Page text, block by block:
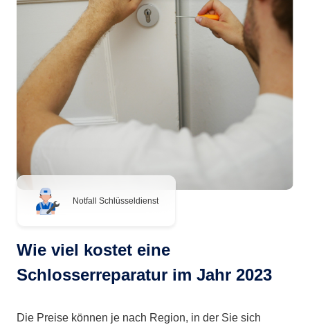
Notfall Schlüsseldienst
Wie viel kostet eine
Schlosserreparatur im Jahr 2023
Die Preise können je nach Region, in der Sie sich